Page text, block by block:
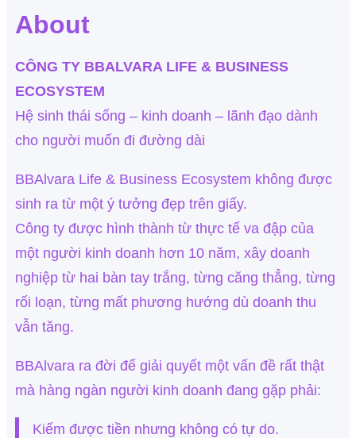
About
CÔNG TY BBALVARA LIFE & BUSINESS
ECOSYSTEM
Hệ sinh thái sống – kinh doanh – lãnh đạo dành
cho người muốn đi đường dài
BBAlvara Life & Business Ecosystem không được
sinh ra từ một ý tưởng đẹp trên giấy.
Công ty được hình thành từ thực tế va đập của
một người kinh doanh hơn 10 năm, xây doanh
nghiệp từ hai bàn tay trắng, từng căng thẳng, từng
rối loạn, từng mất phương hướng dù doanh thu
vẫn tăng.
BBAlvara ra đời để giải quyết một vấn đề rất thật
mà hàng ngàn người kinh doanh đang gặp phải:
Kiếm được tiền nhưng không có tự do.